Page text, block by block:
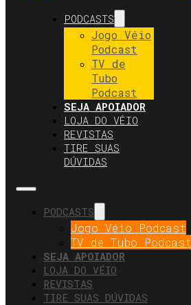
PODCASTS
Jogo Véio
Podcast
TV de
Tubo
Podcast
SEJA APOIADOR
LOJA DO VÉIO
REVISTAS
TIRE SUAS
DÚVIDAS
PODCASTS
Jogo Véio Podcast
TV de Tubo Podcast
SEJA APOIADOR
LOJA DO VÉIO
REVISTAS
TIRE SUAS DÚVIDAS